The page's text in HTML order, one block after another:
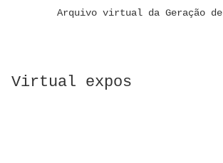
Arquivo virtual da Geração de
Virtual expos